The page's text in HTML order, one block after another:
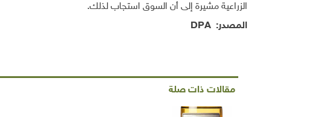
الزراعية مشيرة إلى أن السوق استجاب لذلك.
المصدر: DPA
مقالات ذات صلة